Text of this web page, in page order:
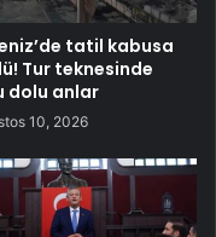
tatil kabusa
Tur teknesinde
dolu anlar
10, 2026